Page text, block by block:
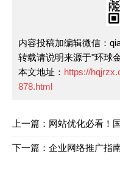
内容投稿加编辑微信：
转载请说明来源于"环球
本文地址： https://
878.html
上一篇：网站优化必看！
下一篇：企业网络推广指